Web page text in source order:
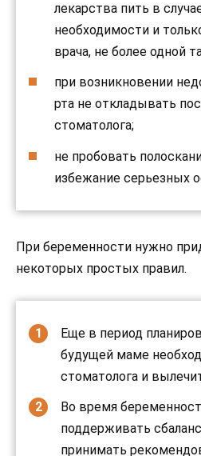
лекарства пить в
необходимости и
врача, не более одной
при возникновении
рта не откладывать
стоматолога;
не пробовать
избежание серьезных
При беременности нужно
некоторых простых правил.
Еще в период
будущей маме
стоматолога и
Во время
поддерживать
принимать